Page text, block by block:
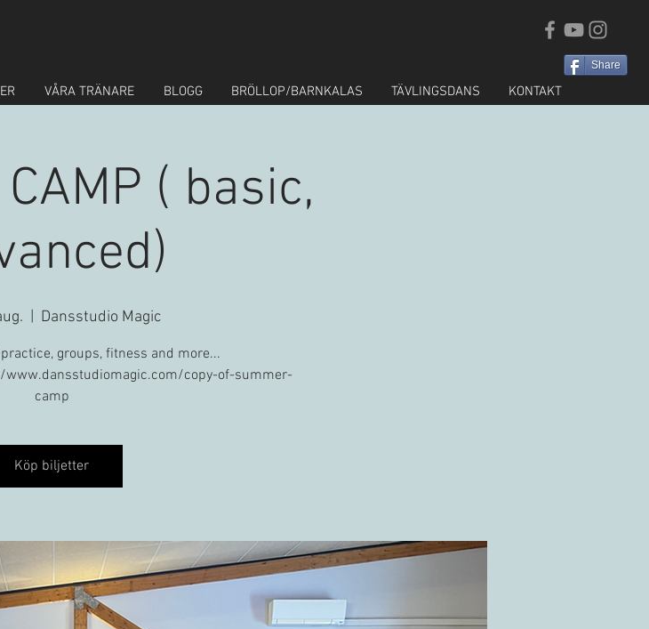
Share
VÅRA TRÄNARE BLOGG BRÖLLOP/BARNKALAS TÄVLINGSDANS KONTAKT
( basic,
Dansstudio Magic
groups, fitness and more...
www.dansstudiomagic.com/copy-of-summer-
camp
Köp biljetter